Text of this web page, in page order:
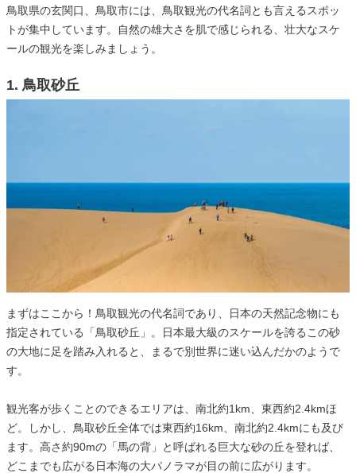
鳥取県の玄関口、鳥取市には、鳥取観光の代名詞とも言えるスポッ
トが集中しています。自然の雄大さを肌で感じられる、壮大なスケ
ールの観光を楽しみましょう。
1. 鳥取砂丘
まずはここから！鳥取観光の代名詞であり、日本の天然記念物にも
指定されている「鳥取砂丘」。日本最大級のスケールを誇るこの砂
の大地に足を踏み入れると、まるで別世界に迷い込んだかのようで
す。
観光客が歩くことのできるエリアは、南北約1km、東西約2.4kmほ
ど。しかし、鳥取砂丘全体では東西約16km、南北約2.4kmにも及び
ます。高さ約90mの「馬の背」と呼ばれる巨大な砂の丘を登れば、
どこまでも広がる日本海の大パノラマが目の前に広がります。